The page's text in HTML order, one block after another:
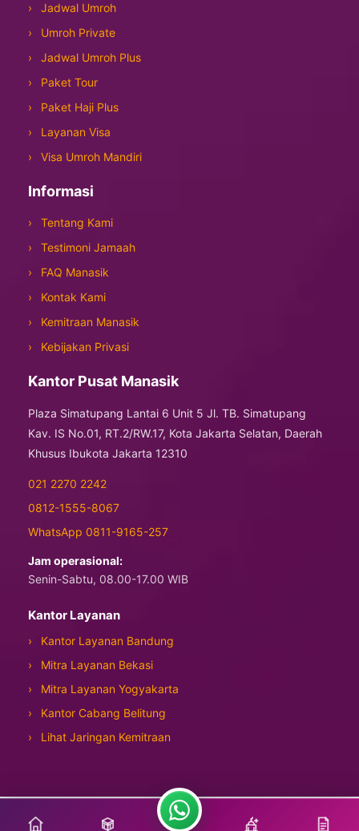
Jadwal Umroh
Umroh Private
Jadwal Umroh Plus
Paket Tour
Paket Haji Plus
Layanan Visa
Visa Umroh Mandiri
Informasi
Tentang Kami
Testimoni Jamaah
FAQ Manasik
Kontak Kami
Kemitraan Manasik
Kebijakan Privasi
Kantor Pusat Manasik
Plaza Simatupang Lantai 6 Unit 5 Jl. TB. Simatupang
Kav. IS No.01, RT.2/RW.17, Kota Jakarta Selatan, Daerah
Khusus Ibukota Jakarta 12310
021 2270 2242
0812-1555-8067
WhatsApp 0811-9165-257
Jam operasional:
Senin-Sabtu, 08.00-17.00 WIB
Kantor Layanan
Kantor Layanan Bandung
Mitra Layanan Bekasi
Mitra Layanan Yogyakarta
Kantor Cabang Belitung
Lihat Jaringan Kemitraan
Copyright © 2026 Manasik Tour Travel